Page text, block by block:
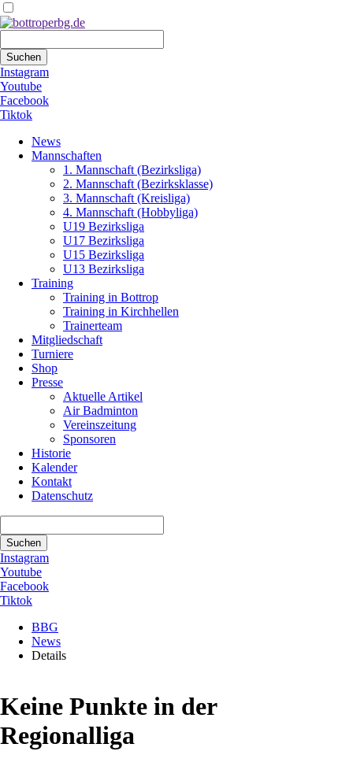
Suchen
Instagram
Youtube
Facebook
Tiktok
überspringen
News
Mannschaften
1. Mannschaft (Bezirksliga)
2. Mannschaft (Bezirksklasse)
3. Mannschaft (Kreisliga)
4. Mannschaft (Hobbyliga)
U19 Bezirksliga
U17 Bezirksliga
U15 Bezirksliga
U13 Bezirksliga
Training
Training in Bottrop
Training in Kirchhellen
Trainerteam
Mitgliedschaft
Turniere
Shop
Presse
Aktuelle Artikel
Air Badminton
Vereinszeitung
Sponsoren
Historie
Kalender
Kontakt
Datenschutz
Suchen
Instagram
Youtube
Facebook
Tiktok
BBG
News
Details
Keine Punkte in der
Regionalliga